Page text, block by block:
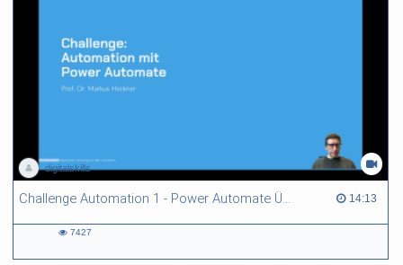
digitalskills
Challenge Automation 1 - Power Automate Überblick 14:13
14:13 duration
7427